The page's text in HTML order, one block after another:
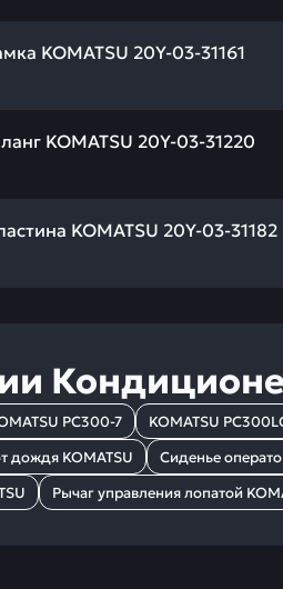
KOMATSU 20Y-03-31161
и профессиональный
KOMATSU 20Y-03-31220
и профессиональный
KOMATSU 20Y-03-31182
и профессиональный
PC300-7 KOMATSU
дождя KOMATSU Сиденье
Рычаг управления лопатой